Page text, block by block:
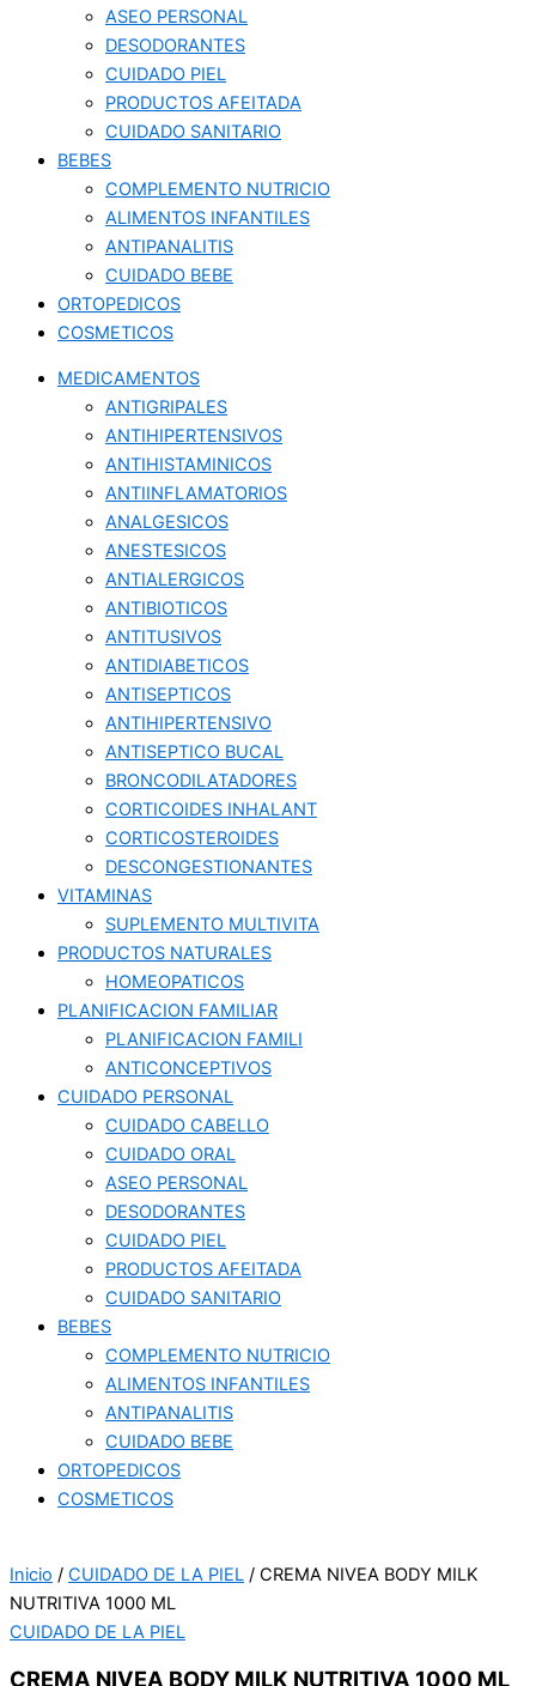
ASEO PERSONAL
DESODORANTES
CUIDADO PIEL
PRODUCTOS AFEITADA
CUIDADO SANITARIO
BEBES
COMPLEMENTO NUTRICIO
ALIMENTOS INFANTILES
ANTIPANALITIS
CUIDADO BEBE
ORTOPEDICOS
COSMETICOS
MEDICAMENTOS
ANTIGRIPALES
ANTIHIPERTENSIVOS
ANTIHISTAMINICOS
ANTIINFLAMATORIOS
ANALGESICOS
ANESTESICOS
ANTIALERGICOS
ANTIBIOTICOS
ANTITUSIVOS
ANTIDIABETICOS
ANTISEPTICOS
ANTIHIPERTENSIVO
ANTISEPTICO BUCAL
BRONCODILATADORES
CORTICOIDES INHALANT
CORTICOSTEROIDES
DESCONGESTIONANTES
VITAMINAS
SUPLEMENTO MULTIVITA
PRODUCTOS NATURALES
HOMEOPATICOS
PLANIFICACION FAMILIAR
PLANIFICACION FAMILI
ANTICONCEPTIVOS
CUIDADO PERSONAL
CUIDADO CABELLO
CUIDADO ORAL
ASEO PERSONAL
DESODORANTES
CUIDADO PIEL
PRODUCTOS AFEITADA
CUIDADO SANITARIO
BEBES
COMPLEMENTO NUTRICIO
ALIMENTOS INFANTILES
ANTIPANALITIS
CUIDADO BEBE
ORTOPEDICOS
COSMETICOS
Inicio / CUIDADO DE LA PIEL / CREMA NIVEA BODY MILK
NUTRITIVA 1000 ML
CUIDADO DE LA PIEL
CREMA NIVEA BODY MILK NUTRITIVA 1000 ML